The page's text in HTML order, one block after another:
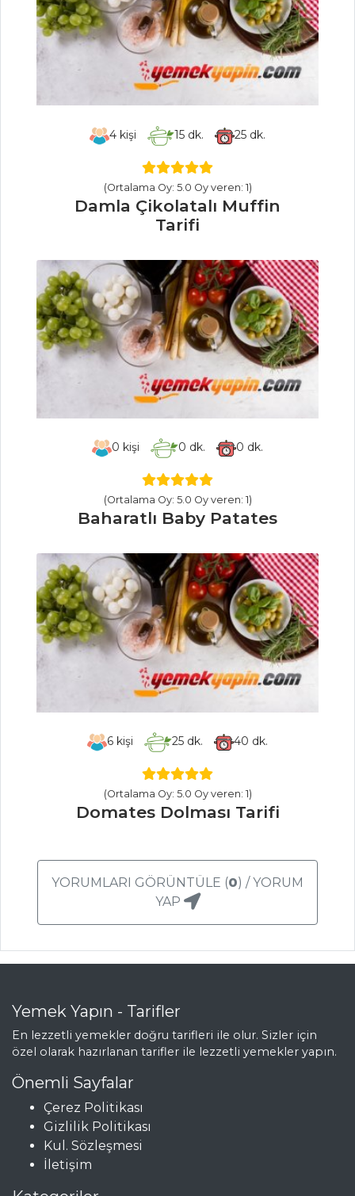
Tüm Tarifleri
HAMUR İŞLERI
CEVİZLİ
KARAMELLİ TART
ISPANAKLI
PALMİER
KURABİYE
Tarifleri
SALATALAR
Havuçlu Kabak
Salatası
Keşir Salatası
Yeşil Elmalı Narlı
Salatalar Tüm
Tarifleri
SEBZE
YEMEKLERI
Mısır Unlu
Patlıcan Kızartması
Çili Biberli Bakla
Enginar Köftesi
Tüm Tarifleri
YEMEKLERI
Palamut
Badem Soslu Dil
Balığı
Tüm Tarifleri
ET YEMEKLERI
Hamsi Tava
JÜLYEN
4kişi 15 dk. 25 dk.
(Ortalama Oy: 5.0 Oy veren: 1)
Damla Çikolatalı Muffin
Tarifi
0 kişi 0 dk. 0 dk.
(Ortalama Oy: 5.0 Oy veren: 1)
Baharatlı Baby Patates
6 kişi 25dk. 40 dk.
(Ortalama Oy: 5.0 Oy veren: 1)
Domates Dolması Tarifi
YORUMLARI GÖRÜNTÜLE (0) / YORUM
YAP
Yemek Yapın - Tarifler
En lezzetli yemekler doğru tarifleri ile olur. Sizler için
özel olarak hazırlanan tarifler ile lezzetli yemekler yapın.
Önemli Sayfalar
Çerez Politikası
Gizlilik Politikası
Kul. Sözleşmesi
İletişim